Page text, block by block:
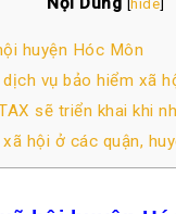
huyện Hóc Môn
vụ bảo hiểm xã
sẽ triển khai khi
hội ở các quận,